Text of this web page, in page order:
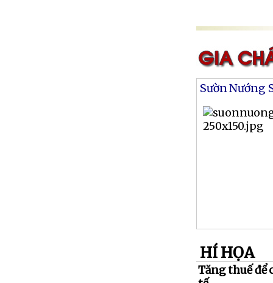
Sườn Nướng
HÍ HỌA
Tăng thuế để